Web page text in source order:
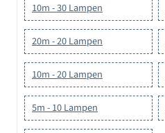
10m - 30 Lampen
20m - 20 Lampen
10m - 20 Lampen
5m - 10 Lampen